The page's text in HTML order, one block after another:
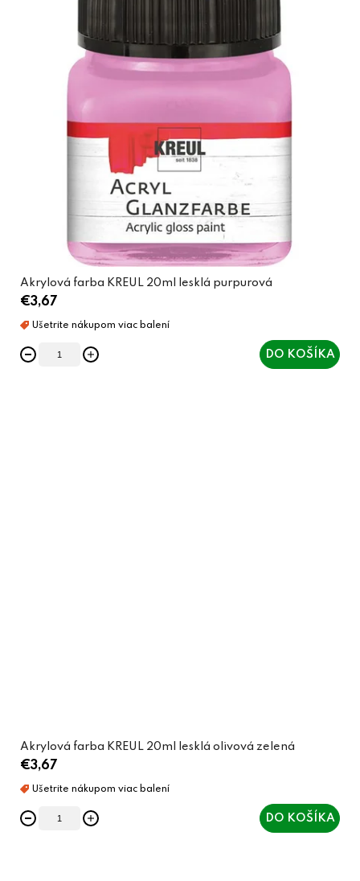
Akrylová farba KREUL 20ml lesklá purpurová
€3,67
DO KOŠÍKA
Akrylová farba KREUL 20ml lesklá olivová zelená
€3,67
DO KOŠÍKA